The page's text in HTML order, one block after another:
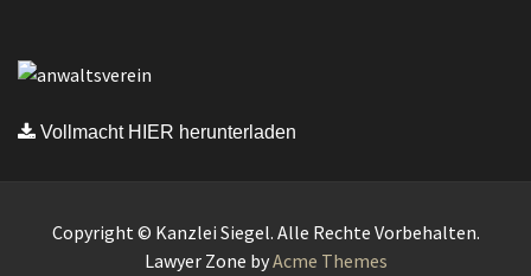
Vollmacht HIER herunterladen
Copyright © Kanzlei Siegel. Alle Rechte Vorbehalten.
Lawyer Zone byAcme Themes